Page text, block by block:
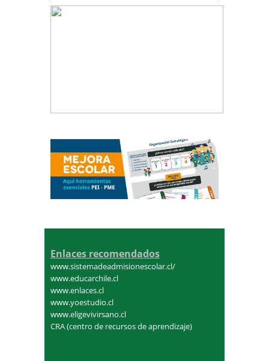
Enlaces recomendados
www.sistemadeadmisionescolar.cl/
www.educarchile.cl
www.enlaces.cl
www.yoestudio.cl
www.eligevivirsano.cl
CRA (centro de recursos de aprendizaje)